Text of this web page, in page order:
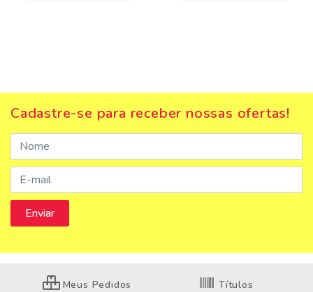
Cadastre-se para receber nossas ofertas!
Meus Pedidos Títulos